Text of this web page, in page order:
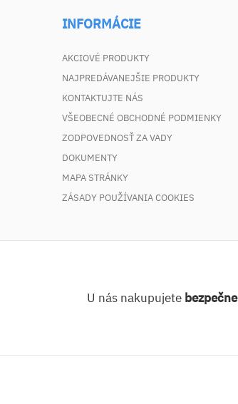
INFORMÁCIE
AKCIOVÉ PRODUKTY
NAJPREDÁVANEJŠIE PRODUKTY
KONTAKTUJTE NÁS
VŠEOBECNÉ OBCHODNÉ PODMIENKY
ZODPOVEDNOSŤ ZA VADY
DOKUMENTY
MAPA STRÁNKY
ZÁSADY POUŽÍVANIA COOKIES
U nás nakupujete bezpečne